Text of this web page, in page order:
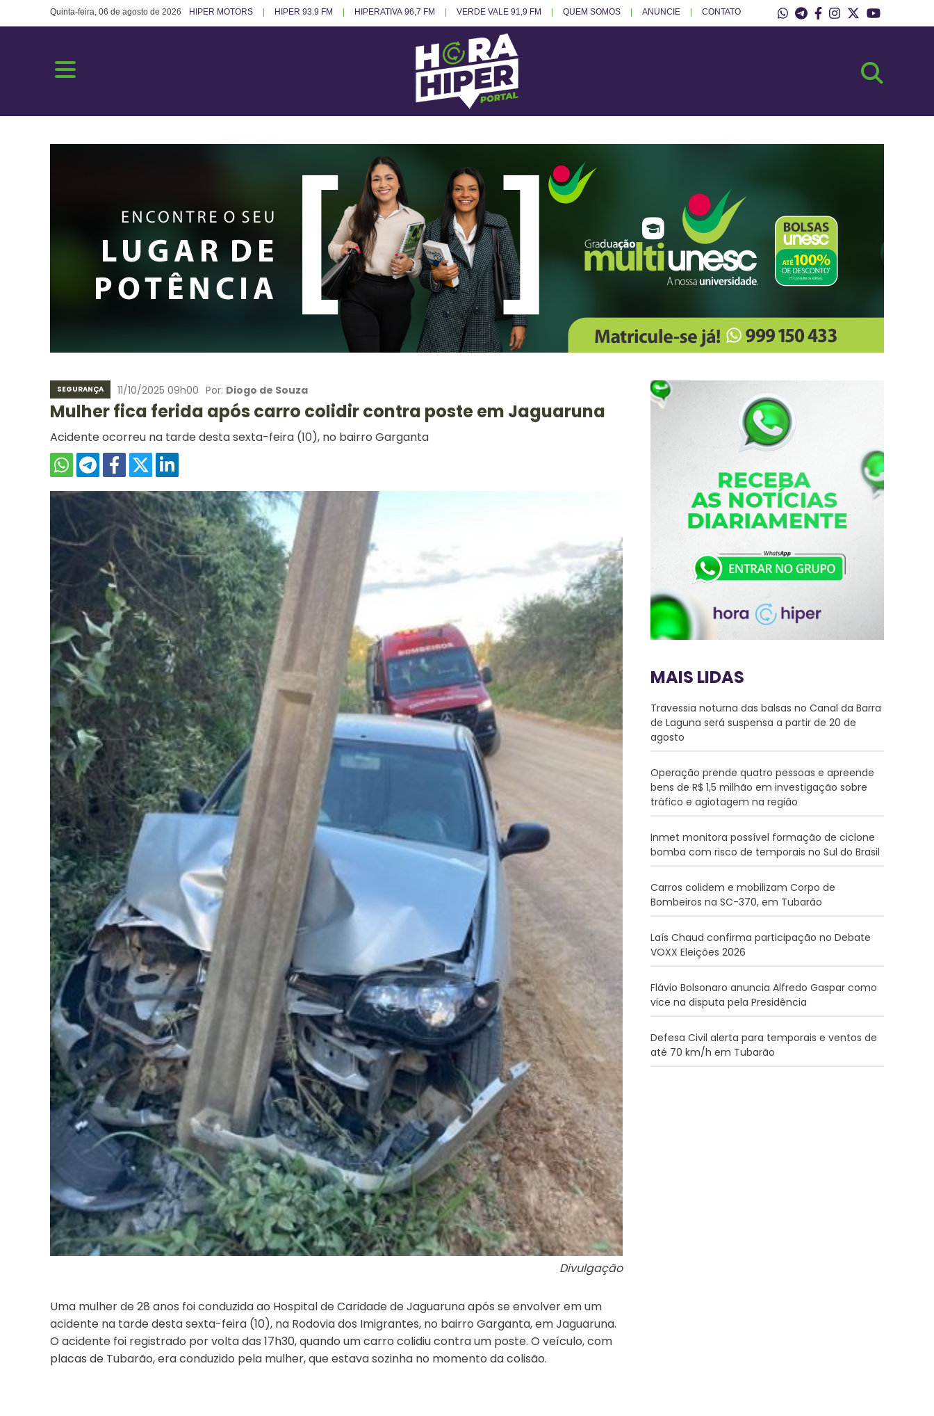
Quinta-feira, 06 de agosto de 2026 HIPER MOTORS HIPER 93.9 FM HIPERATIVA 96,7 FM VERDE VALE 91,9 FM QUEM SOMOS ANUNCIE CONTATO
SEGURANÇA 11/10/2025 09h00 Por: Diogo de Souza
Mulher fica ferida após carro colidir contra poste em Jaguaruna
Acidente ocorreu na tarde desta sexta-feira (10), no bairro Garganta
Divulgação
Uma mulher de 28 anos foi conduzida ao Hospital de Caridade de Jaguaruna após se envolver em um
acidente na tarde desta sexta-feira (10), na Rodovia dos Imigrantes, no bairro Garganta, em Jaguaruna.
O acidente foi registrado por volta das 17h30, quando um carro colidiu contra um poste. O veículo, com
placas de Tubarão, era conduzido pela mulher, que estava sozinha no momento da colisão.
MAIS LIDAS
Travessia noturna das balsas no Canal da Barra
de Laguna será suspensa a partir de 20 de
agosto
Operação prende quatro pessoas e apreende
bens de R$ 1,5 milhão em investigação sobre
tráfico e agiotagem na região
Inmet monitora possível formação de ciclone
bomba com risco de temporais no Sul do Brasil
Carros colidem e mobilizam Corpo de
Bombeiros na SC-370, em Tubarão
Laís Chaud confirma participação no Debate
VOXX Eleições 2026
Flávio Bolsonaro anuncia Alfredo Gaspar como
vice na disputa pela Presidência
Defesa Civil alerta para temporais e ventos de
até 70 km/h em Tubarão